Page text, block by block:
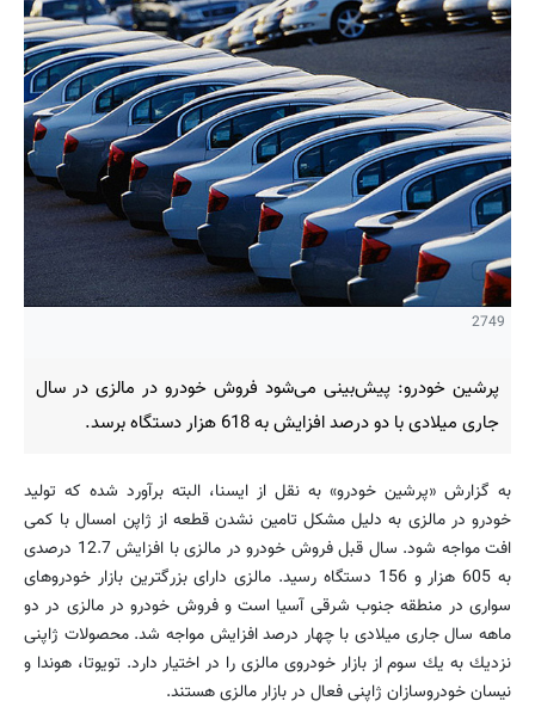
2749
پرشین خودرو: پیش‌بینی می‌شود فروش خودرو در مالزی در سال
جاری میلادی با دو درصد افزایش به 618 هزار دستگاه برسد.
به گزارش «پرشین خودرو» به نقل از ایسنا، البته برآورد شده كه تولید
خودرو در مالزی به دلیل مشكل تامین نشدن قطعه از ژاپن امسال با كمی
افت مواجه شود. سال قبل فروش خودرو در مالزی با افزایش 12.7 درصدی
به 605 هزار و 156 دستگاه رسید. مالزی دارای بزرگترین بازار خودروهای
سواری در منطقه‌ جنوب شرقی آسیا است و فروش خودرو در مالزی در دو
ماهه‌ سال جاری میلادی با چهار درصد افزایش مواجه شد. محصولات ژاپنی
نزدیك به یك سوم از بازار خودروی مالزی را در اختیار دارد. تویوتا، هوندا و
نیسان خودروسازان ژاپنی فعال در بازار مالزی هستند.